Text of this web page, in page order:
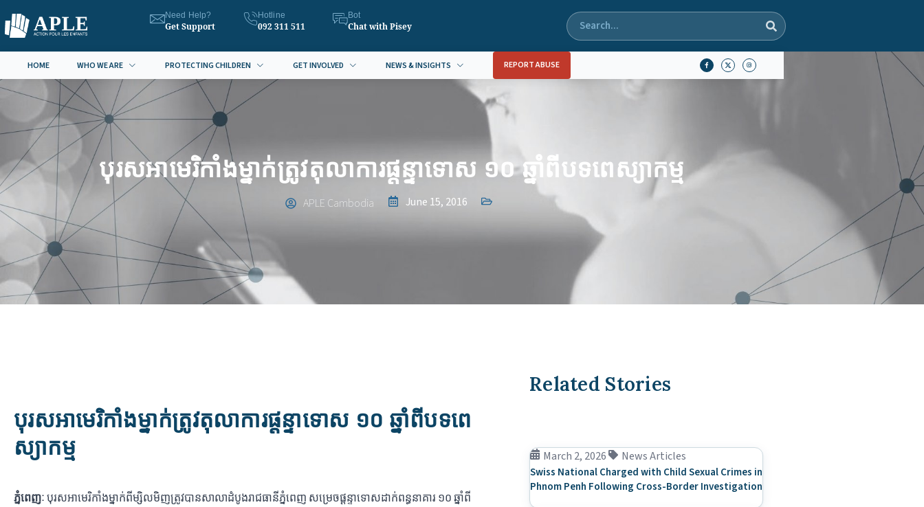
Need Help?
Get Support
Hotline
092 311 511
Bot
Chat with Pisey
HOME WHO WE ARE PROTECTING CHILDREN GET INVOLVED NEWS & INSIGHTS REPORT ABUSE
បុរស​អាមេរិកាំង​ម្នាក់​ត្រូវ​តុលាការ​ផ្ដន្ទាទោស​ ១០ ឆ្នាំ​ពី​បទ​ពេស្យាកម្ម
APLE Cambodia June 15, 2016
បុរស​អាមេរិកាំង​ម្នាក់​ត្រូវ​តុលាការ​ផ្ដន្ទាទោស​ ១០ ឆ្នាំ​ពី​បទ​ពេ
ស្យាកម្ម
ភ្នំពេញៈបុរស​អាមេរិកាំង​ម្នាក់​​ពី​ម្សិលមិញ​ត្រូវ​បាន​សាលា​ដំបូង​រាជធានី​ភ្នំពេញ ​សម្រេច​ផ្ដន្ទាទោស​ដាក់​ពន្ធនាគារ​ ១០ ​ឆ្នាំ​​ពី​
Related Stories
March 2, 2026 News Articles
Swiss National Charged with Child Sexual Crimes in
Phnom Penh Following Cross-Border Investigation